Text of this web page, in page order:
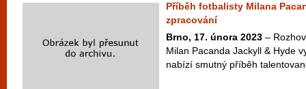
Příběh fotbalisty Milana
zpracování
Brno, 17. února 2023 –
Milan Pacanda Jackyll & Hyde
nabízí smutný příběh